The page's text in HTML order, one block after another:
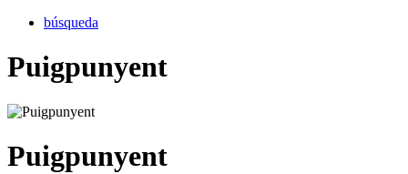
búsqueda
Puigpunyent
Puigpunyent